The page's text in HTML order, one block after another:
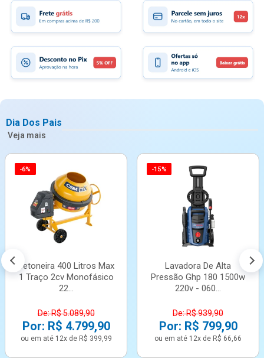
Dia Dos Pais
Veja mais
-6%
Betoneira 400 Litros Max
1 Traço 2cv Monofásico
22...
De: R$ 5.089,90
Por: R$ 4.799,90
ou em até 12x de R$ 399,99
-15%
Lavadora De Alta
Pressão Ghp 180 1500w
220v - 060...
De: R$ 939,90
Por: R$ 799,90
ou em até 12x de R$ 66,66